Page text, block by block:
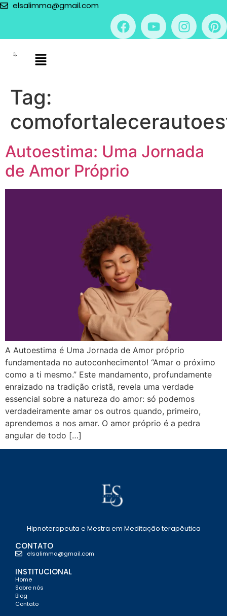
elsalimma@gmail.com
Tag:
Autoestima: Uma Jornada
de Amor Próprio
A Autoestima é Uma Jornada de Amor próprio
fundamentada no autoconhecimento! “Amar o próximo
como a ti mesmo.” Este mandamento, profundamente
enraizado na tradição cristã, revela uma verdade
essencial sobre a natureza do amor: só podemos
verdadeiramente amar os outros quando, primeiro,
aprendemos a nos amar. O amor próprio é a pedra
angular de todo […]
Hipnoterapeuta e Mestra em Meditação terapêutica
CONTATO
elsalimma@gmail.com
INSTITUCIONAL
Home
Sobre nós
Blog
Contato